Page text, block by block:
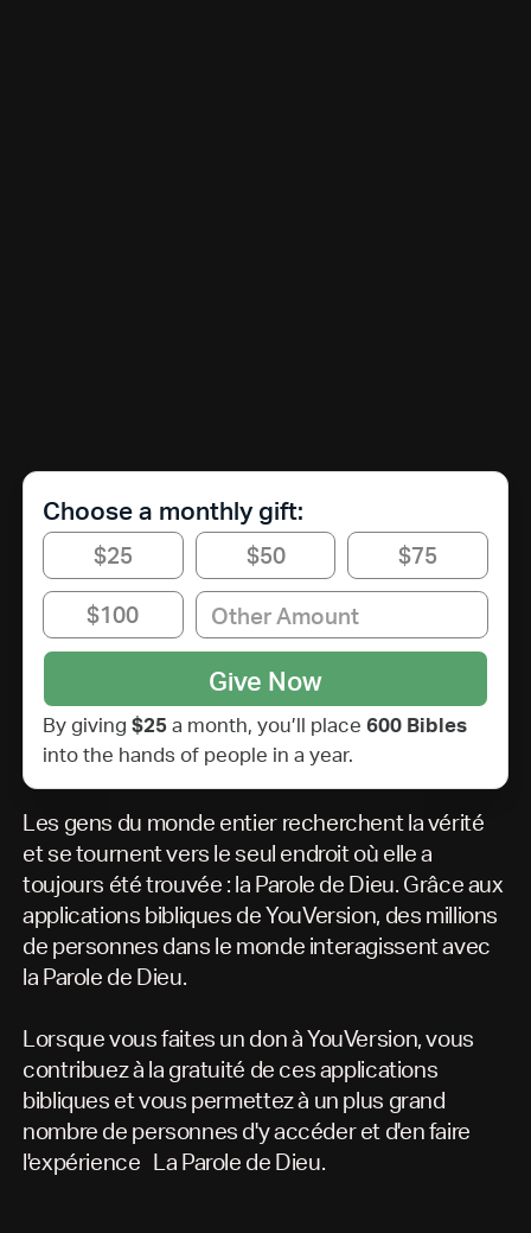
Choose a monthly gift:
$25 $50
$75
$100
By giving$25a month, you’ll place600 Bibles
into the hands of people in a year.
Les gens du monde entier recherchent la vérité
et se tournent vers le seul endroit où elle a
toujours été trouvée : la Parole de Dieu. Grâce aux
applications bibliques de YouVersion, des millions
de personnes dans le monde interagissent avec
la Parole de Dieu.
Lorsque vous faites un don à YouVersion, vous
contribuez à la gratuité de ces applications
bibliques et vous permettez à un plus grand
nombre de personnes d'y accéder et d'en faire
l'expérience La Parole de Dieu.